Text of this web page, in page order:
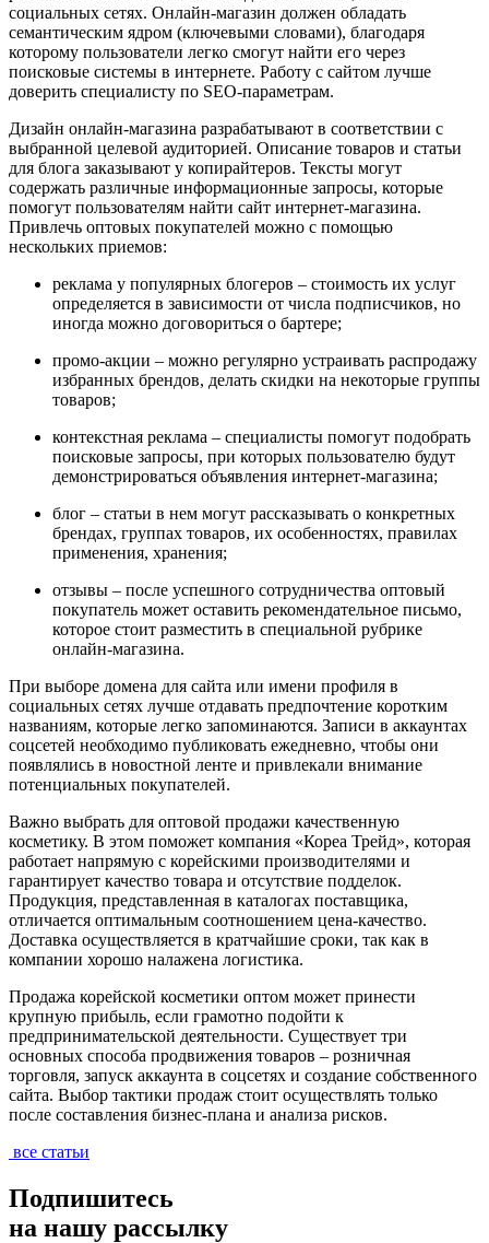
социальных сетях. Онлайн-магазин должен обладать
семантическим ядром (ключевыми словами), благодаря
которому пользователи легко смогут найти его через
поисковые системы в интернете. Работу с сайтом лучше
доверить специалисту по SEO-параметрам.
Дизайн онлайн-магазина разрабатывают в соответствии с
выбранной целевой аудиторией. Описание товаров и статьи
для блога заказывают у копирайтеров. Тексты могут
содержать различные информационные запросы, которые
помогут пользователям найти сайт интернет-магазина.
Привлечь оптовых покупателей можно с помощью
нескольких приемов:
реклама у популярных блогеров – стоимость их услуг
определяется в зависимости от числа подписчиков, но
иногда можно договориться о бартере;
промо-акции – можно регулярно устраивать распродажу
избранных брендов, делать скидки на некоторые группы
товаров;
контекстная реклама – специалисты помогут подобрать
поисковые запросы, при которых пользователю будут
демонстрироваться объявления интернет-магазина;
блог – статьи в нем могут рассказывать о конкретных
брендах, группах товаров, их особенностях, правилах
применения, хранения;
отзывы – после успешного сотрудничества оптовый
покупатель может оставить рекомендательное письмо,
которое стоит разместить в специальной рубрике
онлайн-магазина.
При выборе домена для сайта или имени профиля в
социальных сетях лучше отдавать предпочтение коротким
названиям, которые легко запоминаются. Записи в аккаунтах
соцсетей необходимо публиковать ежедневно, чтобы они
появлялись в новостной ленте и привлекали внимание
потенциальных покупателей.
Важно выбрать для оптовой продажи качественную
косметику. В этом поможет компания «Кореа Трейд», которая
работает напрямую с корейскими производителями и
гарантирует качество товара и отсутствие подделок.
Продукция, представленная в каталогах поставщика,
отличается оптимальным соотношением цена-качество.
Доставка осуществляется в кратчайшие сроки, так как в
компании хорошо налажена логистика.
Продажа корейской косметики оптом может принести
крупную прибыль, если грамотно подойти к
предпринимательской деятельности. Существует три
основных способа продвижения товаров – розничная
торговля, запуск аккаунта в соцсетях и создание собственного
сайта. Выбор тактики продаж стоит осуществлять только
после составления бизнес-плана и анализа рисков.
все статьи
Подпишитесь
на нашу рассылку